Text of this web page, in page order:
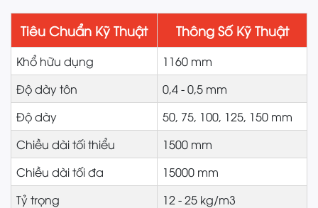
Tiêu Chuẩn Kỹ Thuật Thông Số Kỹ Thuật
Khổ hữu dụng
1160 mm
Độ dày tôn
0,4 - 0,5 mm
Độ dày
50, 75, 100, 125, 150 mm
Chiều dài tối thiểu
1500 mm
Chiều dài tối đa
15000 mm
Tỷ trọng
12 - 25 kg/m3